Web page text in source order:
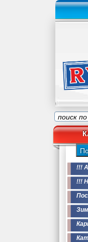
!!!
!!!